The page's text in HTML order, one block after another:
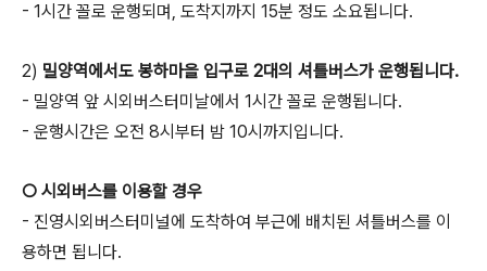
- 1시간 꼴로 운행되며, 도착지까지 15분 정도 소요됩니다.
2) 밀양역에서도 봉하마을 입구로 2대의 셔틀버스가 운행됩니다.
- 밀양역 앞 시외버스터미날에서 1시간 꼴로 운행됩니다.
- 운행시간은 오전 8시부터 밤 10시까지입니다.
○ 시외버스를 이용할 경우
- 진영시외버스터미널에 도착하여 부근에 배치된 셔틀버스를 이
용하면 됩니다.